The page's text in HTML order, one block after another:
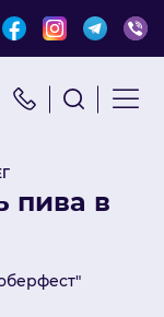
x
пива в